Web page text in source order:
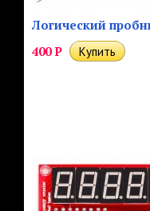
Логический
400Р